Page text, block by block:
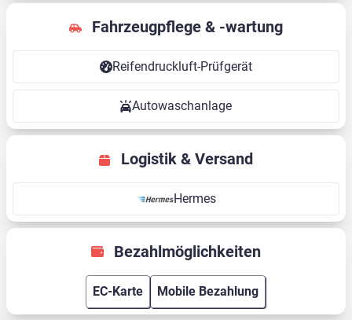
Fahrzeugpflege & -wartung
Reifendruckluft-Prüfgerät
Autowaschanlage
Logistik & Versand
Hermes
Bezahlmöglichkeiten
EC-Karte Mobile Bezahlung